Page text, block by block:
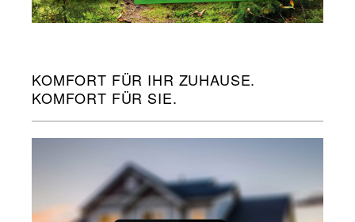
KOMFORT FÜR IHR ZUHAUSE.
KOMFORT FÜR SIE.